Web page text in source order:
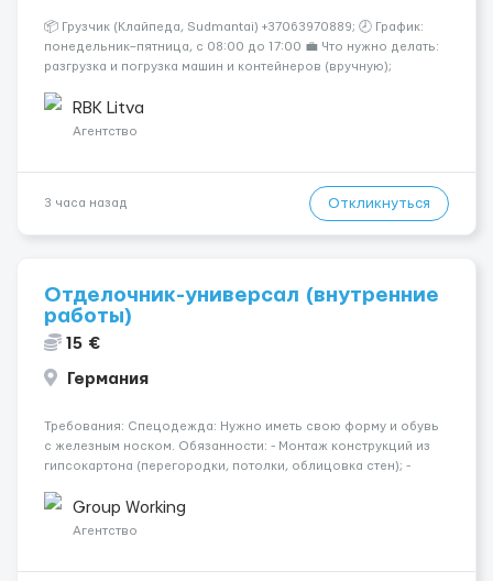
📦 Грузчик (Клайпеда, Sudmantai) +37063970889; 🕗 График:
понедельник–пятница, с 08:00 до 17:00 💼 Что нужно делать:
разгрузка и погрузка машин и контейнеров (вручную);
выполнение других поручений заведующего складом. ✅
Требования: ...
RBK Litva
Агентство
3 часа назад Откликнуться
Отделочник-универсал (внутренние
работы)
15 €
Германия
Требования: Спецодежда: Нужно иметь свою форму и обувь
с железным носком. Обязанности: - Монтаж конструкций из
гипсокартона (перегородки, потолки, облицовка стен); -
малярных работ (шпатлевка, грунтовка, покраска); -
Штукатурные работы ...
Group Working
Агентство